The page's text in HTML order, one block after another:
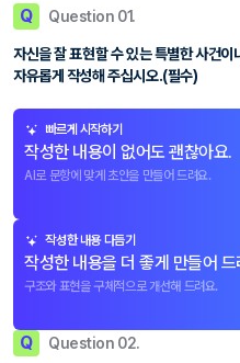
Q Question 01.
자신을 잘 표현할 수 있는 특별한 사건
자유롭게 작성해 주십시오.(필수)
빠르게 시작하기
작성한 내용이 없어도 괜찮아요.
AI로 문항에 맞게 초안을 만들어 드려요.
작성한 내용 다듬기
작성한 내용을 더 좋게 만들어 드
구조와 표현을 구체적으로 개선해 드려요.
Q Question 02.